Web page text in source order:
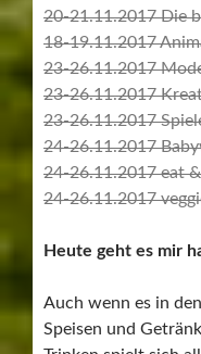
20-21.11.2017 Die
18-19.11.2017
23-26.11.2017
23-26.11.2017
23-26.11.2017
24-26.11.2017
24-26.11.2017 eat
24-26.11.2017
Heute geht es mir
Auch wenn es in
Speisen und